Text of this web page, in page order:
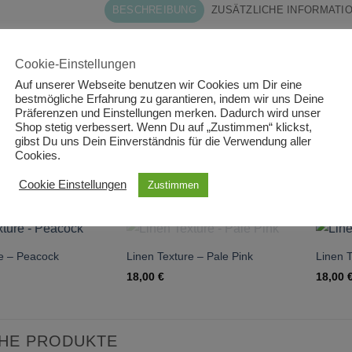
BESCHREIBUNG ZUSÄTZLICHE
DIR AUCH GEFALLEN …
– Peacock
NICHT VORRÄTIG
Linen Texture – Pale Pink
18,00 €
Linen
18,00
PRODUKTE
Cookie-Einstellungen
Auf unserer Webseite benutzen wir Cookies um Dir eine
bestmögliche Erfahrung zu garantieren, indem wir uns Deine
Präferenzen und Einstellungen merken. Dadurch wird unser
Shop stetig verbessert. Wenn Du auf „Zustimmen“ klickst,
gibst Du uns Dein Einverständnis für die Verwendung aller
Cookies.
Cookie Einstellungen Zustimmen